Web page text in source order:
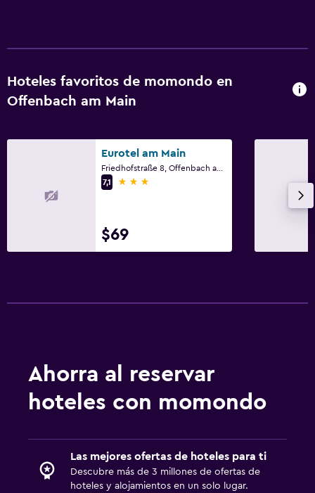
Hoteles favoritos de momondo en
Offenbach am Main
Eurotel am Main
7,1
3 estrellas
$69
Ahorra al reservar
hoteles con momondo
Las mejores ofertas de hoteles para ti
Descubre más de 3 millones de ofertas de
hoteles y alojamientos en un solo lugar.